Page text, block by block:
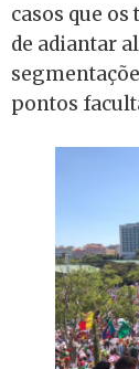
casos que
de adiantar
pontos